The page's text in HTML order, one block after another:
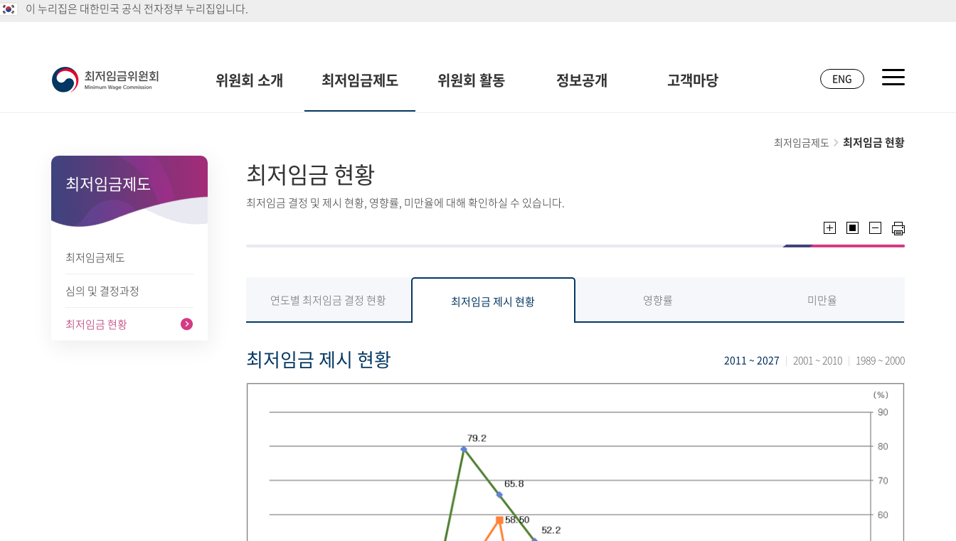
이 누리집은 대한민국 공식 전자정부 누리집입니다.
위원회 소개 최저임금제도 위원회 활동 정보공개 고객마당 ENG
최저임금제도
최저임금제도
심의 및 결정과정
최저임금 현황
최저임금제도 최저임금 현황
최저임금 현황
최저임금 결정 및 제시 현황, 영향률, 미만율에 대해 확인하실 수 있습니다.
연도별 최저임금 결정 현황 최저임금 제시 현황 영향률 미만율
최저임금 제시 현황 2011 ~ 2027 2001 ~ 2010 1989 ~ 2000